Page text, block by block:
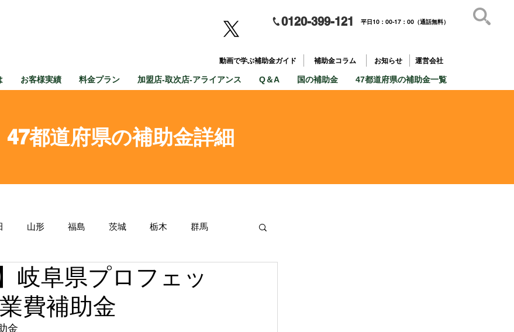
0120-399-121 平日10：00-17：00（通話無料）
動画で学ぶ補助金ガイド 補助金コラム お知らせ 運営会社
お客様実績 料金プラン 加盟店-取次店-アライアンス Q＆A 国の補助金 47都道府県の補助金一覧
47都道府県の補助金詳細
山形 福島 茨城 栃木 群馬
石川 福井 山梨 長野 岐阜
奈良 和歌山
岐阜県プロフェッ
費補助金
金